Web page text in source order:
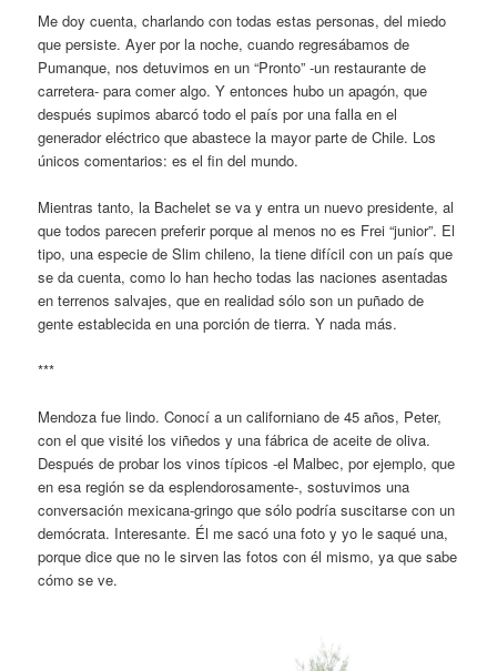
Me doy cuenta, charlando con todas estas personas, del miedo
que persiste. Ayer por la noche, cuando regresábamos de
Pumanque, nos detuvimos en un “Pronto” -un restaurante de
carretera- para comer algo. Y entonces hubo un apagón, que
después supimos abarcó todo el país por una falla en el
generador eléctrico que abastece la mayor parte de Chile. Los
únicos comentarios: es el fin del mundo.
Mientras tanto, la Bachelet se va y entra un nuevo presidente, al
que todos parecen preferir porque al menos no es Frei “junior”. El
tipo, una especie de Slim chileno, la tiene difícil con un país que
se da cuenta, como lo han hecho todas las naciones asentadas
en terrenos salvajes, que en realidad sólo son un puñado de
gente establecida en una porción de tierra. Y nada más.
***
Mendoza fue lindo. Conocí a un californiano de 45 años, Peter,
con el que visité los viñedos y una fábrica de aceite de oliva.
Después de probar los vinos típicos -el Malbec, por ejemplo, que
en esa región se da esplendorosamente-, sostuvimos una
conversación mexicana-gringo que sólo podría suscitarse con un
demócrata. Interesante. Él me sacó una foto y yo le saqué una,
porque dice que no le sirven las fotos con él mismo, ya que sabe
cómo se ve.